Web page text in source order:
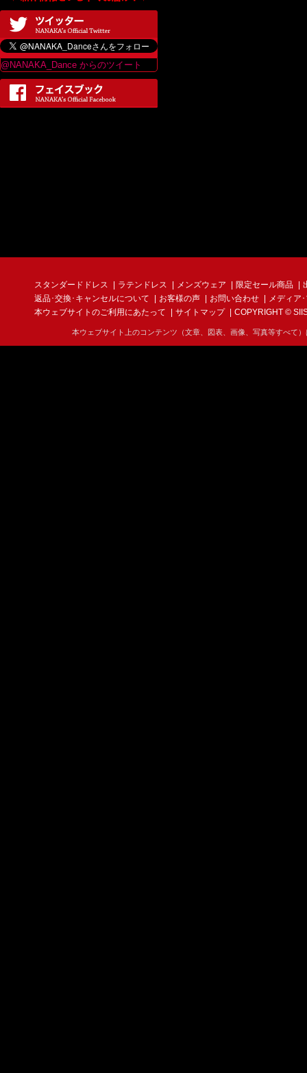
@NANAKA_Dance からのツイート
スタンダードドレス ラテンドレス メンズウェア 限定セール商品
返品･交換･キャンセルについて
お客様の声 お問い合わせ
メディア
本ウェブサイトのご利用にあたって
サイトマップ COPYRIGHT ©
本ウェブサイト上のコンテンツ（文章、図表、画像、写真等すべて